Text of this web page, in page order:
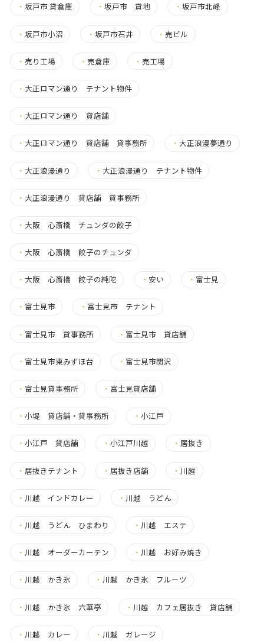
・ 坂戸市 貸倉庫 ・坂戸市 貸地 ・坂戸市北峰
・ 坂戸市小沼 ・坂戸市石井 ・ 売ビル
・ 売り工場 ・ 売倉庫 ・ 売工場
・ 大正ロマン通り テナント物件
・ 大正ロマン通り 貸店舗
・ 大正ロマン通り 貸店舗 貸事務所 ・ 大正浪漫夢通り
・ 大正浪漫通り ・ 大正浪漫通り テナント物件
・ 大正浪漫通り 貸店舗 貸事務所
・ 大阪 心斎橋 チュンダの餃子
・ 大阪 心斎橋 餃子のチュンダ
・ 大阪 心斎橋 餃子の純陀 ・安い ・ 富士見
・ 富士見市 ・ 富士見市 テナント
・ 富士見市 貸事務所 ・ 富士見市 貸店舗
・ 富士見市東みずほ台 ・ 富士見市関沢
・ 富士見貸事務所 ・ 富士見貸店舗
・ 小堤 貸店舗・貸事務所 ・小江戸
・ 小江戸 貸店舗 ・小江戸川越 ・居抜き
・ 居抜きテナント ・ 居抜き店舗 ・ 川越
・ 川越 インドカレー ・ 川越 うどん
・ 川越 うどん ひまわり ・ 川越 エステ
・ 川越 オーダーカーテン ・ 川越 お好み焼き
・ 川越 かき氷 ・ 川越 かき氷 フルーツ
・ 川越 かき氷 六華亭 ・ 川越 カフェ居抜き 貸店舗
・ 川越 カレー ・ 川越 ガレージ